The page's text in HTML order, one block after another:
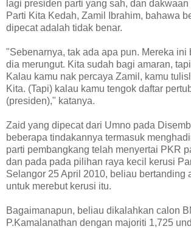
lagi presiden parti yang sah, dan
Parti Kita Kedah, Zamil Ibrahim, bahawa
dipecat adalah tidak benar.
"Sebenarnya, tak ada apa pun. Mereka ini
dia merungut. Kita sudah bagi amaran,
Kalau kamu nak percaya Zamil, kamu
Kita. (Tapi) kalau kamu tengok daftar
(presiden)," katanya.
Zaid yang dipecat dari Umno pada
beberapa tindakannya termasuk
parti pembangkang telah menyertai PKR
dan pada pada pilihan raya kecil kerusi
Selangor 25 April 2010, beliau bertanding
untuk merebut kerusi itu.
Bagaimanapun, beliau dikalahkan calon
P.Kamalanathan dengan majoriti 1,725